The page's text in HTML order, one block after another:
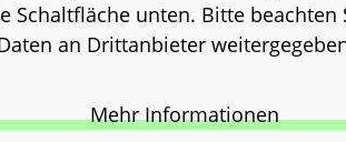
Schaltfläche unten. Bitte beachten
an Drittanbieter
Mehr Informationen